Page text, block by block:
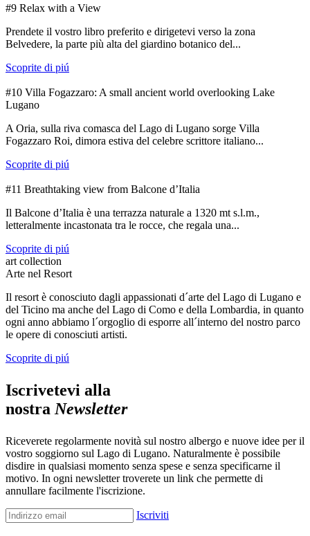
#9 Relax with a View
Prendete il vostro libro preferito e dirigetevi verso la zona
Belvedere, la parte più alta del giardino botanico del...
Scoprite di piú
#10 Villa Fogazzaro: A small ancient world overlooking Lake
Lugano
A Oria, sulla riva comasca del Lago di Lugano sorge Villa
Fogazzaro Roi, dimora estiva del celebre scrittore italiano...
Scoprite di piú
#11 Breathtaking view from Balcone d’Italia
Il Balcone d’Italia è una terrazza naturale a 1320 mt s.l.m.,
letteralmente incastonata tra le rocce, che regala una...
Scoprite di piú
art collection
Arte nel Resort
Il resort è conosciuto dagli appassionati d´arte del Lago di Lugano e
del Ticino ma anche del Lago di Como e della Lombardia, in quanto
ogni anno abbiamo l´orgoglio di esporre all´interno del nostro parco
le opere di conosciuti artisti.
Scoprite di piú
Iscrivetevi alla
nostra Newsletter
Riceverete regolarmente novità sul nostro albergo e nuove idee per il
vostro soggiorno sul Lago di Lugano. Naturalmente è possibile
disdire in qualsiasi momento senza spese e senza specificarne il
motivo. In ogni newsletter troverete un link che permette di
annullare facilmente l'iscrizione.
Iscriviti